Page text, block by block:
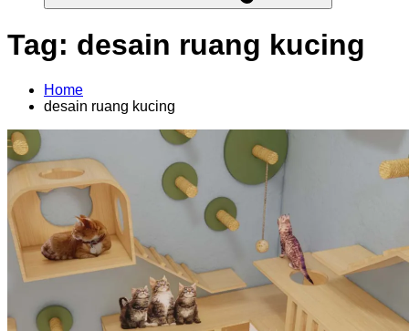
Tag: desain ruang kucing
Home
desain ruang kucing